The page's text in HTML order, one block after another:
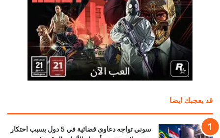
قد يعجبك ايضا
سوني تواجه دعاوى قضائية في 5 دول بسبب احتكار